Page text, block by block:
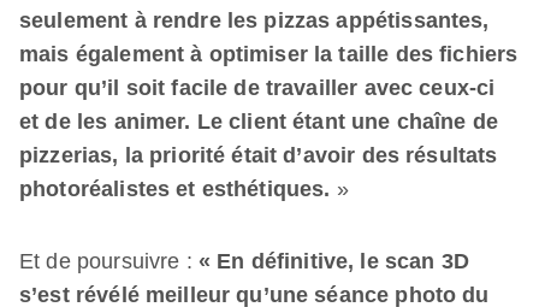
seulement à rendre les pizzas appétissantes,
mais également à optimiser la taille des fichiers
pour qu’il soit facile de travailler avec ceux-ci
et de les animer. Le client étant une chaîne de
pizzerias, la priorité était d’avoir des résultats
photoréalistes et esthétiques. »
Et de poursuivre : « En définitive, le scan 3D
s’est révélé meilleur qu’une séance photo du